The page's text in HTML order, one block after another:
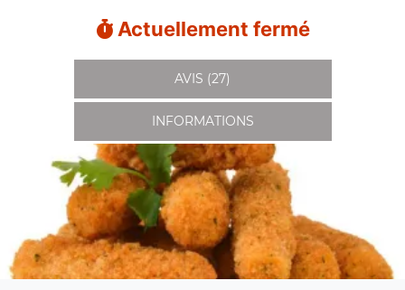
Actuellement fermé
AVIS (27)
INFORMATIONS